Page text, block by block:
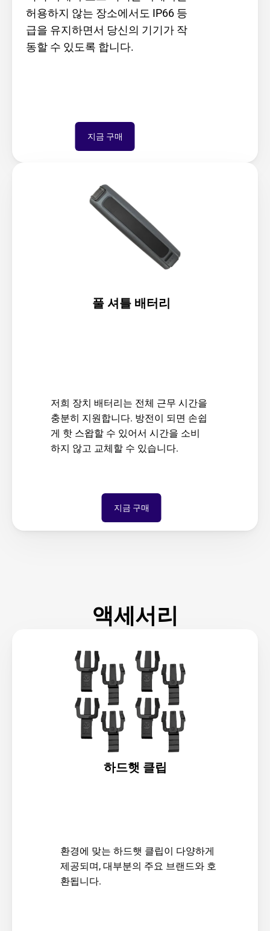
허용하지 않는 장소에서도 IP66 등
급을 유지하면서 당신의 기기가 작
동할 수 있도록 합니다.
지금 구매
풀 셔틀 배터리
저희 장치 배터리는 전체 근무 시간을
충분히 지원합니다. 방전이 되면 손쉽
게 핫 스왑할 수 있어서 시간을 소비
하지 않고 교체할 수 있습니다.
지금 구매
액세서리
하드햇 클립
환경에 맞는 하드햇 클립이 다양하게
제공되며, 대부분의 주요 브랜드와 호
환됩니다.